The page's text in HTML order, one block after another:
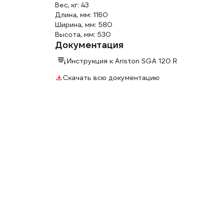
Вес, кг: 43
Длина, мм: 1160
Ширина, мм: 580
Высота, мм: 530
Документация
Инструкция к Ariston SGA 120 R
Скачать всю документацию